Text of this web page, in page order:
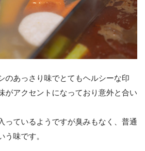
のあっさり味でとてもヘルシーな印
がアクセントになっており意外と合い
っているようですが臭みもなく、普通
味です。